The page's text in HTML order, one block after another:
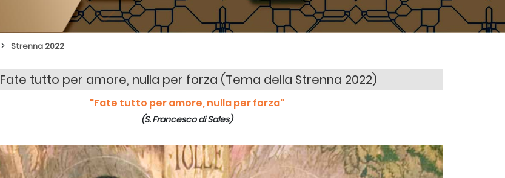
> Strenna 2022
Fate tutto per amore, nulla per forza (Tema della Strenna 2022)
"Fate tutto per amore, nulla per forza"
(S. Francesco di Sales)